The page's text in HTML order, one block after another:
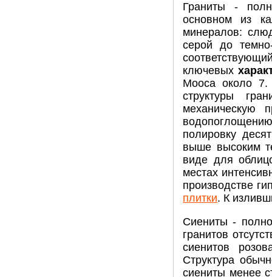
Граниты -
основном из
минералов:
серой до
ключевых
Мооса около 7.
структуры
механическую
полировку
выше высоким
виде для
местах
производстве
плитки. К
Сиениты -
гранитов
сиенитов
Структура
сиениты менее